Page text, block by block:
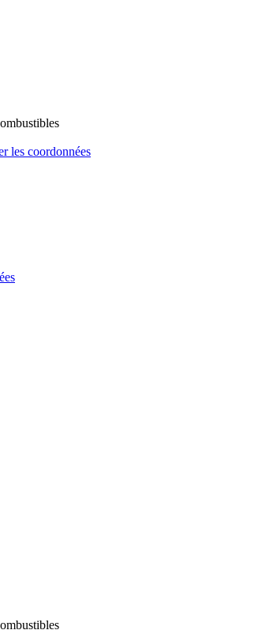
les coordonnées